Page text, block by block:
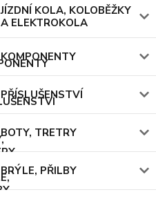
JÍZDNÍ KOLA, KOLOBĚŽKY
A ELEKTROKOLA
KOMPONENTY
PŘÍSLUŠENSTVÍ
BOTY, TRETRY
BRÝLE, PŘILBY